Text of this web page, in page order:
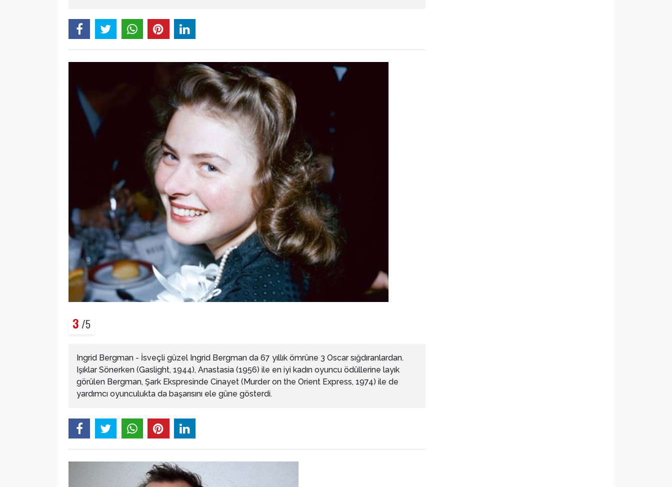
3 /5
Ingrid Bergman - İsveçli güzel Ingrid Bergman da 67 yıllık ömrüne 3 Oscar sığdıranlardan.
Işıklar Sönerken (Gaslight, 1944), Anastasia (1956) ile en iyi kadın oyuncu ödüllerine layık
görülen Bergman, Şark Ekspresinde Cinayet (Murder on the Orient Express, 1974) ile de
yardımcı oyunculukta da başarısını ele güne gösterdi.